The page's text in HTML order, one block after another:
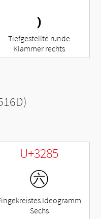
₎
Tiefgestellte runde
Klammer rechts
U+3285
㊅
Ideogramm
Sechs